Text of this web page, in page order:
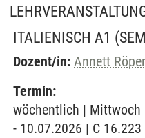
ITALIENISCH A1
Dozent/in: Annett
Termin:
wöchentlich | Mittwoch
- 10.07.2026 | C